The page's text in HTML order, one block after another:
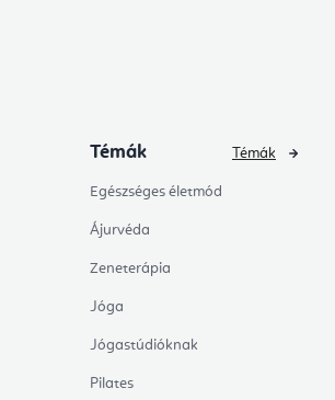
Témák
Egészséges életmód
Ájurvéda
Zeneterápia
Jóga
Jógastúdióknak
Pilates
Témák